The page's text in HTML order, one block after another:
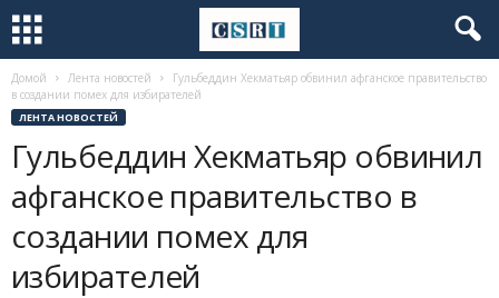
Домой Лента новостей
Гульбеддин Хекматьяр обвинил афганское правительство
в создании помех для избирателей
ЛЕНТА НОВОСТЕЙ
Гульбеддин Хекматьяр обвинил
афганское правительство в
создании помех для
избирателей